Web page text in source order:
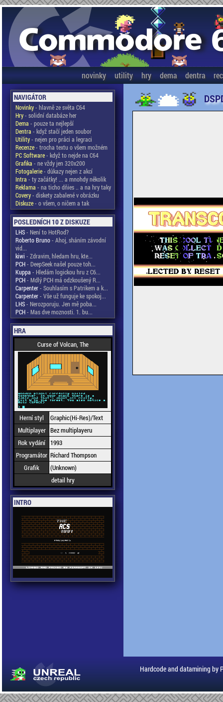
novinky utility hry dema dentra
NAVIGÁTOR
Novinky- hlavně ze světa C64
Hry- solidní databáze her
Dema - pouze ta nejlepší
Dentra - když stačí jeden soubor
Utility- nejen pro práci a legraci
Recenze- trocha textu o všem možném
PC Software- když to nejde na C64
Grafika - ne vždy jen 320x200
Fotogalerie- důkazy nejen z akcí
Intra - ty začátky! ... a mnohdy několik
Reklama - na ticho dňies .. a na hry taky
Covery- diskety zabalené v obrázku
Diskuze- o všem, o ničem a tak
POSLEDNÍCH 10 Z DISKUZE
LHS- Není to HotRod?
Roberto Bruno- Ahoj, sháním závodní
vid...
kiwi - Zdravim, hledam hru, kte...
PCH- DeepSeek našel pouze toh...
Kuppa - Hledám logickou hru z C6...
PCH- Mdlý PCH má odzkoušený R...
Carpenter- Souhlasím s Patrikem a k...
Carpenter- Vše už funguje ke spokoj...
LHS- Nerozporuju. Jen mě poba...
PCH- Mas dve moznosti. 1. bu...
HRA
Curse of Volcan, The
Herní styl
Graphic(Hi-Res)/Text
Multiplayer Bez multiplayeru
Rok vydání
1993
Programátor Richard Thompson
Grafik
(Unknown)
detail hry
INTRO
Hardcode and datamining by